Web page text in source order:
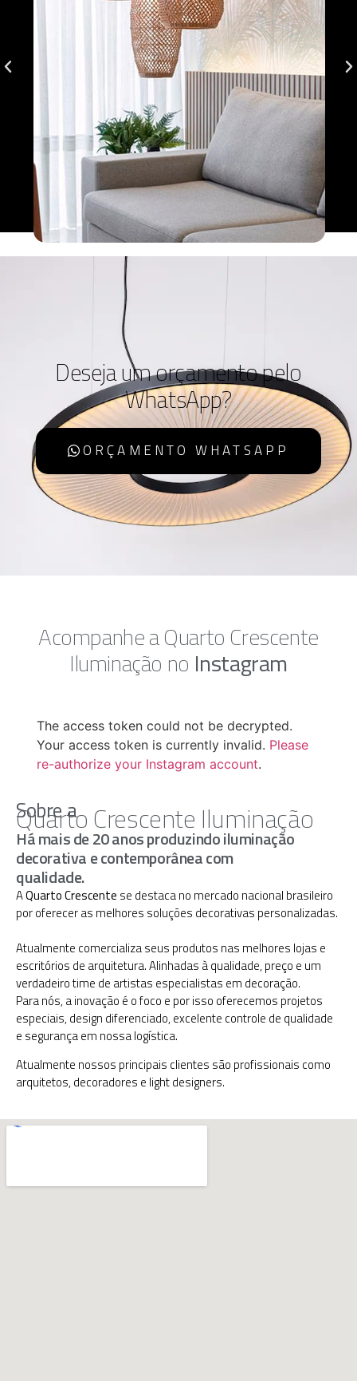
Deseja um orçamento pelo
WhatsApp?
ORÇAMENTO WHATSAPP
Acompanhe a Quarto Crescente
Iluminação no Instagram
The access token could not be decrypted.
Your access token is currently invalid. Please
re-authorize your Instagram account.
Sobre a
Quarto Crescente Iluminação
Há mais de 20 anos produzindo iluminação
decorativa e contemporânea com
qualidade.
AQuarto Crescente se destaca no mercado nacional brasileiro
por oferecer as melhores soluções decorativas personalizadas.
Atualmente comercializa seus produtos nas melhores lojas e
escritórios de arquitetura. Alinhadas à qualidade, preço e um
verdadeiro time de artistas especialistas em decoração.
Para nós, a inovação é o foco e por isso oferecemos projetos
especiais, design diferenciado, excelente controle de qualidade
e segurança em nossa logística.
Atualmente nossos principais clientes são profissionais como
arquitetos, decoradores e light designers.